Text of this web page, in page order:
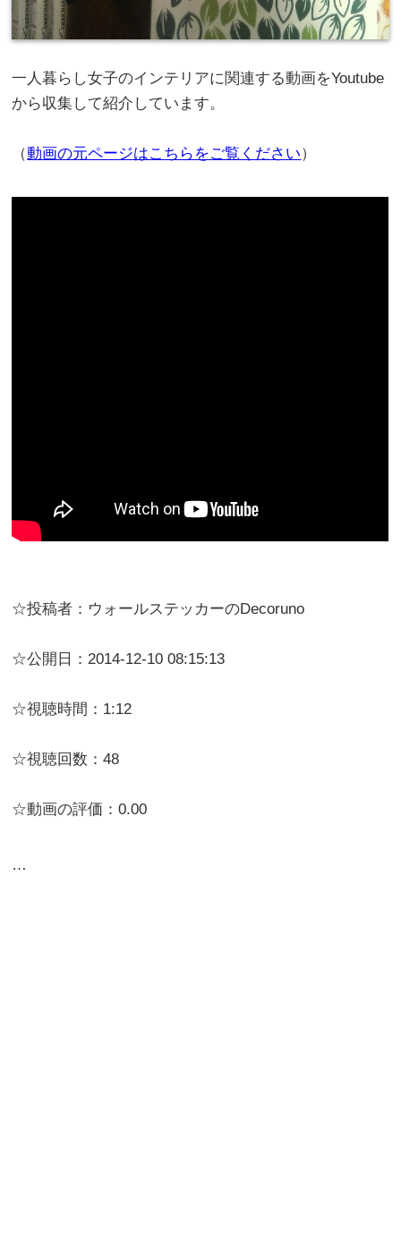
一人暮らし女子のインテリアに関連する動画をYoutube
から収集して紹介しています。
（動画の元ページはこちらをご覧ください）
☆投稿者：ウォールステッカーのDecoruno
☆公開日：2014-12-10 08:15:13
☆視聴時間：1:12
☆視聴回数：48
☆動画の評価：0.00
…